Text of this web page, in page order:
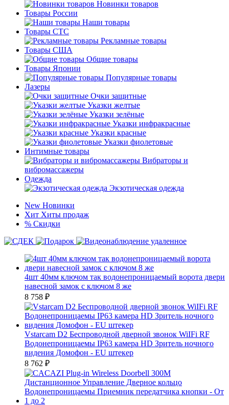
Новинки товаров
Товары России
Наши товары
Товары СТС
Рекламные товары
Товары США
Общие товары
Товары Японии
Популярные товары
Лазеры
Очки защитные
Указки желтые
Указки зелёные
Указки инфракрасные
Указки красные
Указки фиолетовые
Интимные товары
Вибраторы и
вибромассажеры
Одежда
Экзотическая одежда
New Новинки
Хит Хиты продаж
% Скидки
4шт 40мм ключом так водонепроницаемый ворота двери
навесной замок с ключом 8 же
8 758 ₽
Vstarcam D2 Беспроводной дверной звонок WiIFi RF
Водонепроницаемы IP63 камера HD Зритель ночного
видения Домофон - EU штекер
8 762 ₽